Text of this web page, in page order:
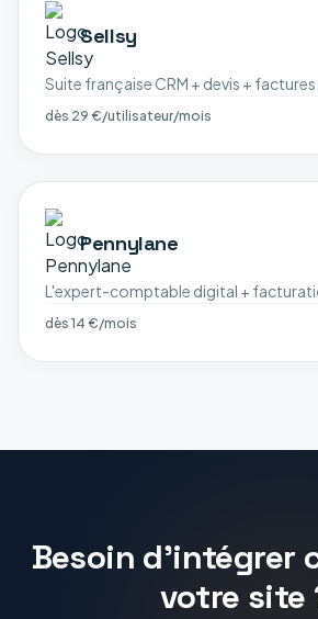
Sellsy
Suite française CRM + devis + factures
dès 29 €/utilisateur/mois
Pennylane
L'expert-comptable digital +
dès 14 €/mois
Besoin d'intégrer
votre site